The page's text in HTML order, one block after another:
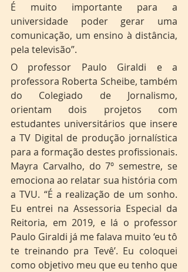
É muito importante para a
universidade poder gerar uma
comunicação, um ensino à distância,
pela televisão”.
O professor Paulo Giraldi e a
professora Roberta Scheibe, também
do Colegiado de Jornalismo,
orientam dois projetos com
estudantes universitários que insere
a TV Digital de produção jornalística
para a formação destes profissionais.
Mayra Carvalho, do 7º semestre, se
emociona ao relatar sua história com
a TVU. “É a realização de um sonho.
Eu entrei na Assessoria Especial da
Reitoria, em 2019, e lá o professor
Paulo Giraldi já me falava muito ‘eu tô
te treinando pra Tevê’. Eu coloquei
como objetivo meu que eu tenho que